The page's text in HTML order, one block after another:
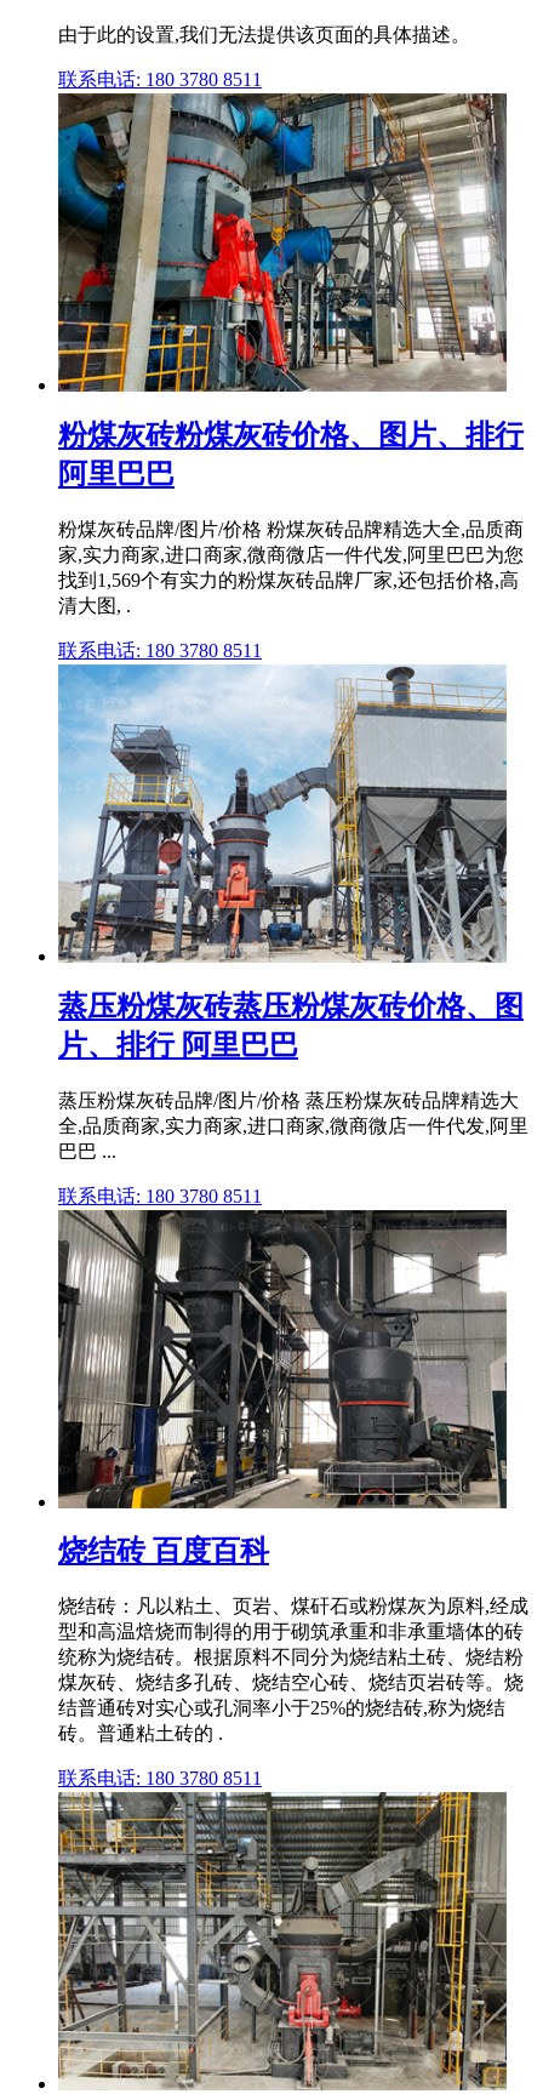
由于此的设置,我们无法提供该页面的具体描述。
联系电话: 180 3780 8511
粉煤灰砖粉煤灰砖价格、图片、排行
阿里巴巴
粉煤灰砖品牌/图片/价格 粉煤灰砖品牌精选大全,品质商
家,实力商家,进口商家,微商微店一件代发,阿里巴巴为您
找到1,569个有实力的粉煤灰砖品牌厂家,还包括价格,高
清大图, .
联系电话: 180 3780 8511
蒸压粉煤灰砖蒸压粉煤灰砖价格、图
片、排行 阿里巴巴
蒸压粉煤灰砖品牌/图片/价格 蒸压粉煤灰砖品牌精选大
全,品质商家,实力商家,进口商家,微商微店一件代发,阿里
巴巴 ...
联系电话: 180 3780 8511
烧结砖 百度百科
烧结砖：凡以粘土、页岩、煤矸石或粉煤灰为原料,经成
型和高温焙烧而制得的用于砌筑承重和非承重墙体的砖
统称为烧结砖。根据原料不同分为烧结粘土砖、烧结粉
煤灰砖、烧结多孔砖、烧结空心砖、烧结页岩砖等。烧
结普通砖对实心或孔洞率小于25%的烧结砖,称为烧结
砖。普通粘土砖的 .
联系电话: 180 3780 8511